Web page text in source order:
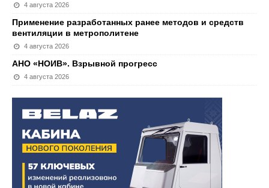
4 августа 2026
Применение разработанных ранее методов и средств
вентиляции в метрополитене
4 августа 2026
АНО «НОИВ». Взрывной прогресс
4 августа 2026